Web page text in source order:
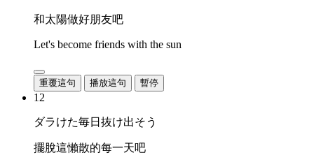
和太陽做好朋友吧
Let's become friends with the sun
重覆這句 播放這句 暫停
12
ダラけた毎日抜け出そう
擺脫這懶散的每一天吧